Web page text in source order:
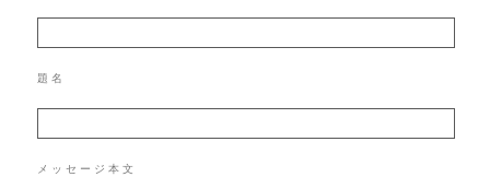
題名
メッセージ本文